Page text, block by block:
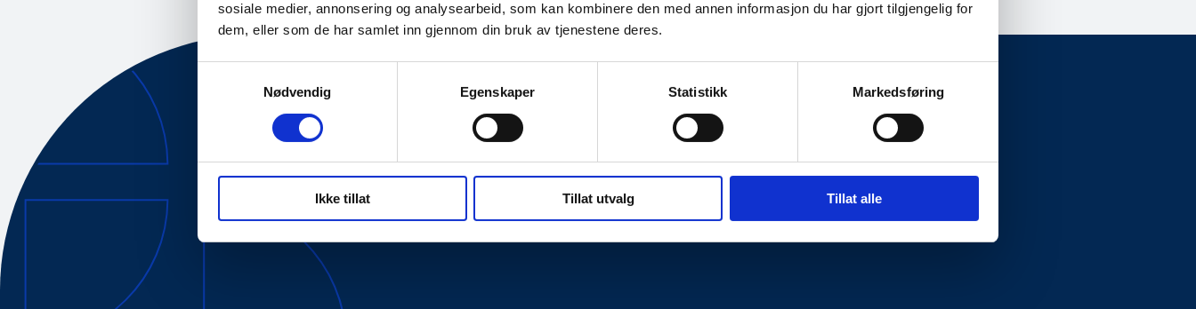
sosiale medier, annonsering og analysearbeid, som kan kombinere den med annen informasjon du har gjort tilgjengelig for
dem, eller som de har samlet inn gjennom din bruk av tjenestene deres.
Nødvendig
Egenskaper Statistikk Markedsføring
Ikke tillat Tillat utvalg Tillat alle
Tilgjengelighetserklæring
Personvernerklæring